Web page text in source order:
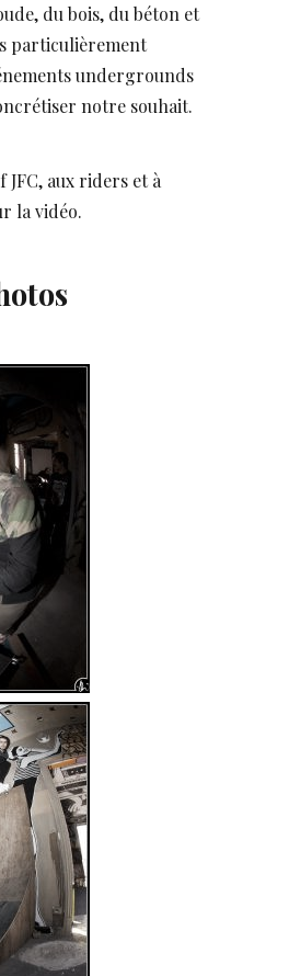
du bois, du béton et
particulièrement
undergrounds
notre souhait.
aux riders et à
la vidéo.